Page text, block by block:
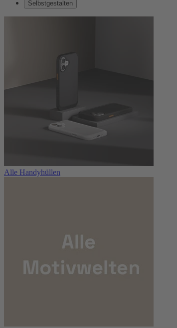
Selbstgestalten
Alle Handyhüllen